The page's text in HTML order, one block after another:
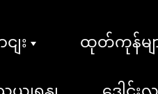
ျး ထုတ်ကုန်မျ